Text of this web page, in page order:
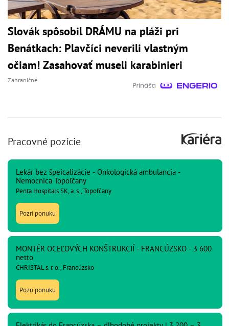
Slovák spôsobil DRÁMU na pláži pri
Benátkach: Plavčíci neverili vlastným
očiam! Zasahovať museli karabinieri
Zahraničné
Pracovné pozície
Lekár bez špeicalizácie - Onkologická ambulancia -
Nemocnica Topoľčany
Penta Hospitals SK, a. s., Topoľčany
Pozri ponuku
MONTÉR OCEĽOVÝCH KONŠTRUKCIÍ - FRANCÚZSKO - 3 600
netto
CHRISTAL s. r. o., Francúzsko
Pozri ponuku